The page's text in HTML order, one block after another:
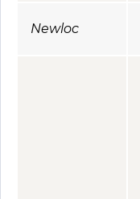
Newloc